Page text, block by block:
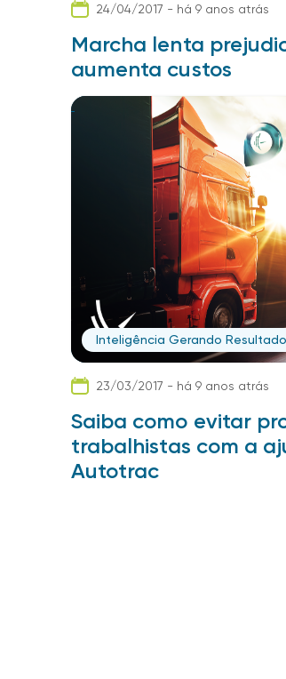
24/04/2017 - há 9 anos atrás
Marcha lenta
aumenta custos
Inteligência Gerando
23/03/2017 - há 9 anos atrás
Saiba como evitar
trabalhistas com a
Autotrac